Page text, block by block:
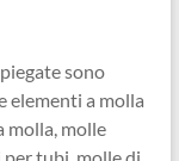
sono
elementi a molla
molla, molle